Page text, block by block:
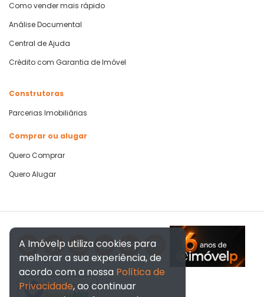
Como vender mais rápido
Análise Documental
Central de Ajuda
Crédito com Garantia de Imóvel
Construtoras
Parcerias Imobiliárias
Comprar ou alugar
Quero Comprar
Quero Alugar
Verificada por
A Imóvelp utiliza cookies para
melhorar a sua experiência, de
acordo com a nossa Política de
Privacidade, ao continuar